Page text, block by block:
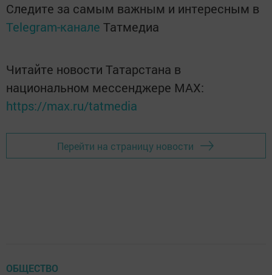
Следите за самым важным и интересным в
Telegram-канале Татмедиа
Читайте новости Татарстана в
национальном мессенджере MАХ:
https://max.ru/tatmedia
Перейти на страницу новости
ОБЩЕСТВО